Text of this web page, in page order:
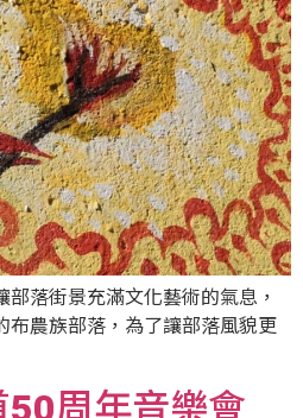
落街景充滿文化藝術的氣息，
布農族部落，為了讓部落風貌更
周年音樂會